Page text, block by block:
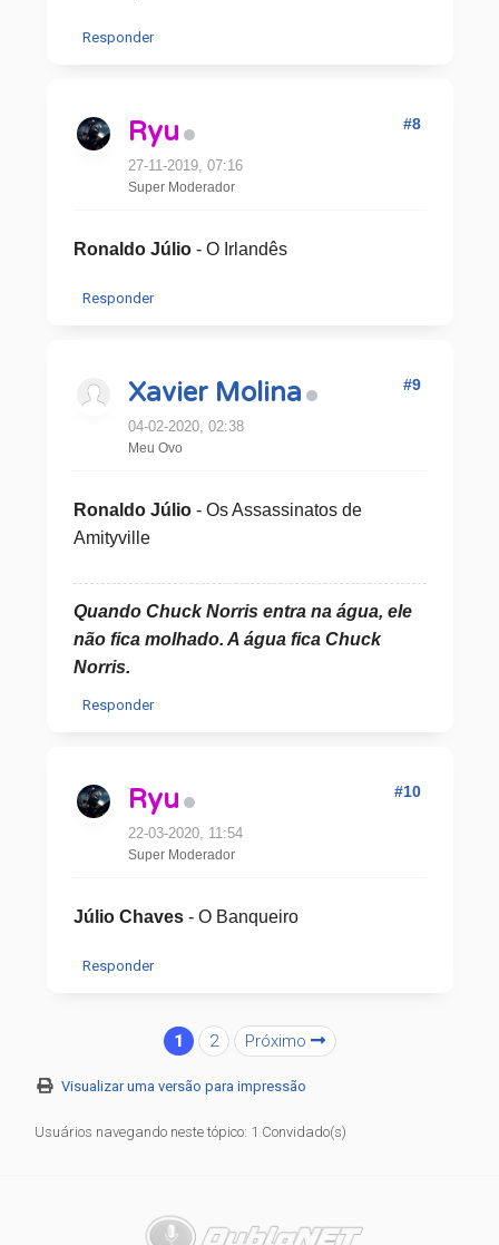
Responder
Ryu
27-11-2019, 07:16
Super Moderador
#8
Ronaldo Júlio- O Irlandês
Responder
Xavier Molina
04-02-2020, 02:38
Meu Ovo
#9
Ronaldo Júlio- Os Assassinatos de
Amityville
Quando Chuck Norris entra na água, ele
não fica molhado. A água fica Chuck
Norris.
Responder
Ryu
22-03-2020, 11:54
Super Moderador
#10
Júlio Chaves- O Banqueiro
Responder
1 2 Próximo
Visualizar uma versão para impressão
Usuários navegando neste tópico: 1 Convidado(s)